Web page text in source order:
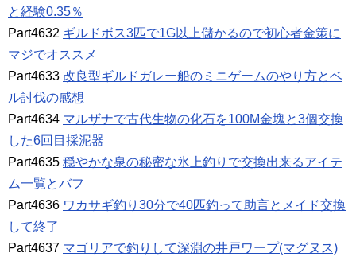
と経験0.35％
Part4632 ギルドボス3匹で1G以上儲かるので初心者金策に
マジでオススメ
Part4633 改良型ギルドガレー船のミニゲームのやり方とベ
ル討伐の感想
Part4634 マルザナで古代生物の化石を100M金塊と3個交換
した6回目採泥器
Part4635 穏やかな泉の秘密な氷上釣りで交換出来るアイテ
ム一覧とバフ
Part4636 ワカサギ釣り30分で40匹釣って助言とメイド交換
して終了
Part4637 マゴリアで釣りして深淵の井戸ワープ(マグヌス)